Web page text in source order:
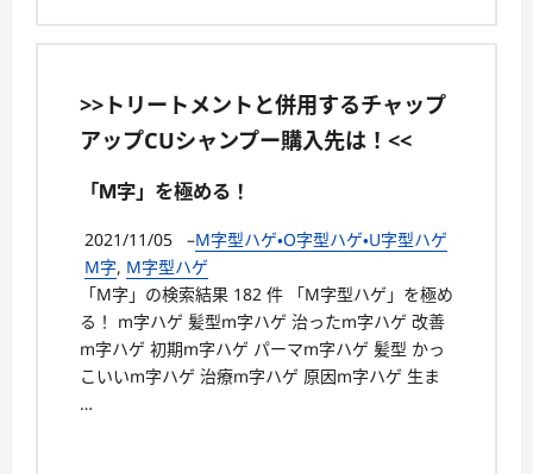
>>トリートメントと併用するチャップ
アップCUシャンプー購入先は！<<
「M字」を極める！
2021/11/05 –M字型ハゲ・O字型ハゲ・U字型ハゲ
M字, M字型ハゲ
「M字」の検索結果 182 件 「M字型ハゲ」を極め
る！ m字ハゲ 髪型m字ハゲ 治ったm字ハゲ 改善
m字ハゲ 初期m字ハゲ パーマm字ハゲ 髪型 かっ
こいいm字ハゲ 治療m字ハゲ 原因m字ハゲ 生ま
…